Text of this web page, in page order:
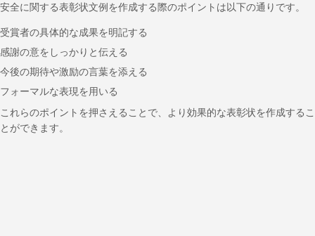
安全に関する表彰状文例を作成する際のポイントは以下の通りです。
受賞者の具体的な成果を明記する
感謝の意をしっかりと伝える
今後の期待や激励の言葉を添える
フォーマルな表現を用いる
これらのポイントを押さえることで、より効果的な表彰状を作成するこ
とができます。